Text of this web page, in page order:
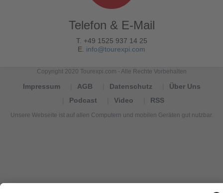
Telefon & E-Mail
T. +49 1525 937 14 25
E. info@tourexpi.com
Copyright 2020 Tourexpi.com - Alle Rechte Vorbehalten
Impressum AGB Datenschutz
Über Uns
Podcast
Video RSS
Unsere Webseite ist auf allen Computern und mobilen Geräten gut nutzbar.
noticias